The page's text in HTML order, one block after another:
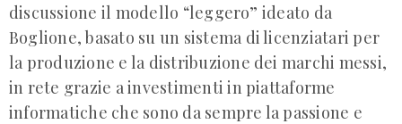
discussione il modello “leggero” ideato da
Boglione, basato su un sistema di licenziatari per
la produzione e la distribuzione dei marchi messi,
in rete grazie a investimenti in piattaforme
informatiche che sono da sempre la passione e